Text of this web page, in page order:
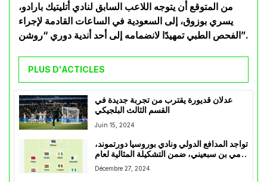
من المتوقع أن يتوجه اللاعب السابق لنادي أتليتيك بارادو،
يسري بوزوق، إلى السعودية في الساعات القادمة لإجراء
الفحص الطبي تمهيدًا لانضمامه إلى أحد أندية دوري “روشن”.
PLUS D'ACTICLES
عدلان قديورة يقترب من تجربة جديدة في
القسم الثالث البلجيكي
Juin 15, 2024
تواجد المدافع الدولي ونادي بوروسيا دورتموند،
رامي بن سبعيني، ضمن التشكيلة المثالية لعام
2024 للاعبين الأفارقةDécembre 27, 2024